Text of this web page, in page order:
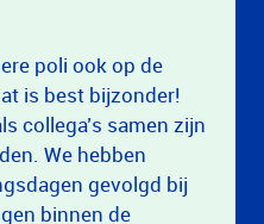
poli ook op de
is best bijzonder!
collega’s samen zijn
We hebben
gevolgd bij
binnen de